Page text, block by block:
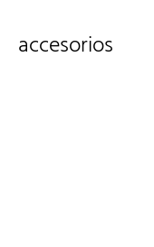
accesorios